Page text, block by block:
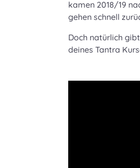
kamen 2018/19
gehen schnell
Doch natürlich
deines Tantra